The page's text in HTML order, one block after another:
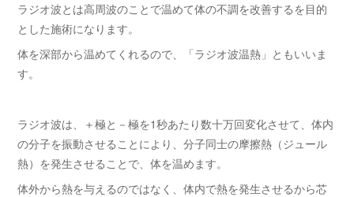
ラジオ波とは高周波のことで温めて体の不調を改善するを目的
とした施術になります。
体を深部から温めてくれるので、「ラジオ波温熱」ともいいま
す。
ラジオ波は、＋極と－極を1秒あたり数十万回変化させて、体内
の分子を振動させることにより、分子同士の摩擦熱（ジュール
熱）を発生させることで、体を温めます。
体外から熱を与えるのではなく、体内で熱を発生させるから芯